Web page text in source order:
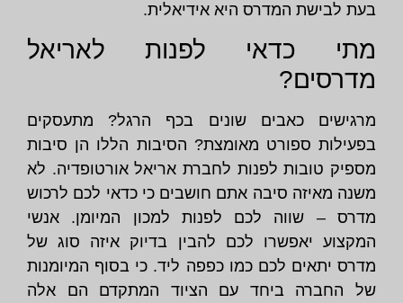
בעת לבישת המדרס היא אידיאלית.
מתי כדאי לפנות לאריאל
מדרסים?
מרגישים כאבים שונים בכף הרגל? מתעסקים
בפעילות ספורט מאומצת? הסיבות הללו הן סיבות
מספיק טובות לפנות לחברת אריאל אורטופדיה. לא
משנה מאיזה סיבה אתם חושבים כי כדאי לכם לרכוש
מדרס – שווה לכם לפנות למכון המיומן. אנשי
המקצוע יאפשרו לכם להבין בדיוק איזה סוג של
מדרס יתאים לכם כמו כפפה ליד. כי בסוף המיומנות
של החברה ביחד עם הציוד המתקדם הם אלה